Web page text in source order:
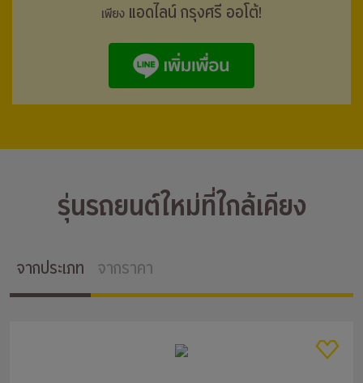
เพียง แอดไลน์ กรุงศรี ออโต้!
รุ่นรถยนต์ใหม่ที่ใกล้เคียง
จากประเภท จากราคา